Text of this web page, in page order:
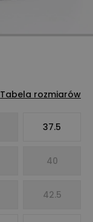
Tabela rozmiarów
37.5
40
42.5